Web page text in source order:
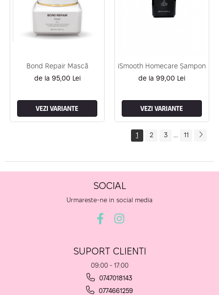
Bond Repair Mască
de la 95,00 Lei
VEZI VARIANTE
iSmooth Homecare Șampon
de la 99,00 Lei
VEZI VARIANTE
1 2 3 ... 11
SOCIAL
Urmareste-ne in social media
SUPORT CLIENTI
09:00 - 17:00
0747018143
0774661259